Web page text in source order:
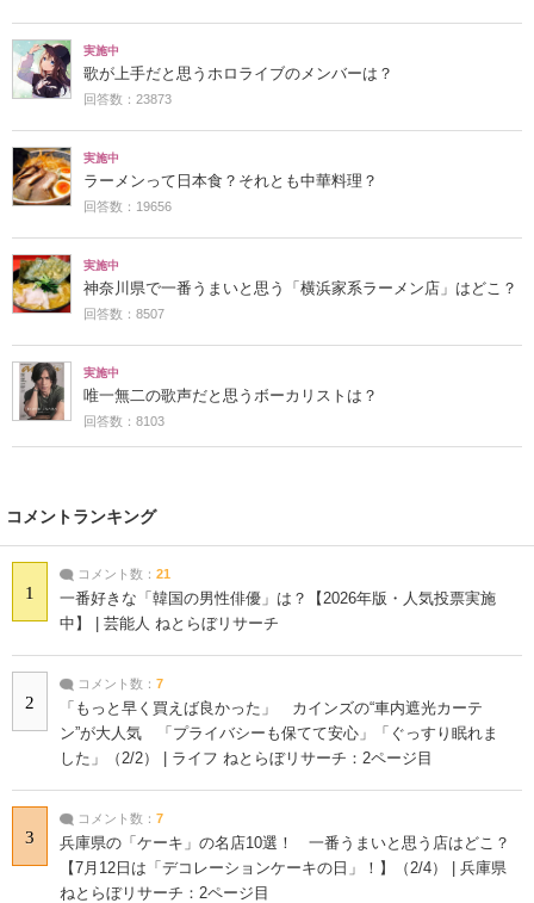
実施中
歌が上手だと思うホロライブのメンバーは？
回答数：23873
実施中
ラーメンって日本食？それとも中華料理？
回答数：19656
実施中
神奈川県で一番うまいと思う「横浜家系ラーメン店」はどこ？
回答数：8507
実施中
唯一無二の歌声だと思うボーカリストは？
回答数：8103
コメントランキング
1
コメント数： 21
一番好きな「韓国の男性俳優」は？【2026年版・人気投票実施
中】 | 芸能人 ねとらぼリサーチ
2
コメント数： 7
「もっと早く買えば良かった」 カインズの“車内遮光カーテ
ン”が大人気 「プライバシーも保てて安心」「ぐっすり眠れま
した」（2/2） | ライフ ねとらぼリサーチ：2ページ目
3
コメント数： 7
兵庫県の「ケーキ」の名店10選！ 一番うまいと思う店はどこ？
【7月12日は「デコレーションケーキの日」！】（2/4） | 兵庫県
ねとらぼリサーチ：2ページ目